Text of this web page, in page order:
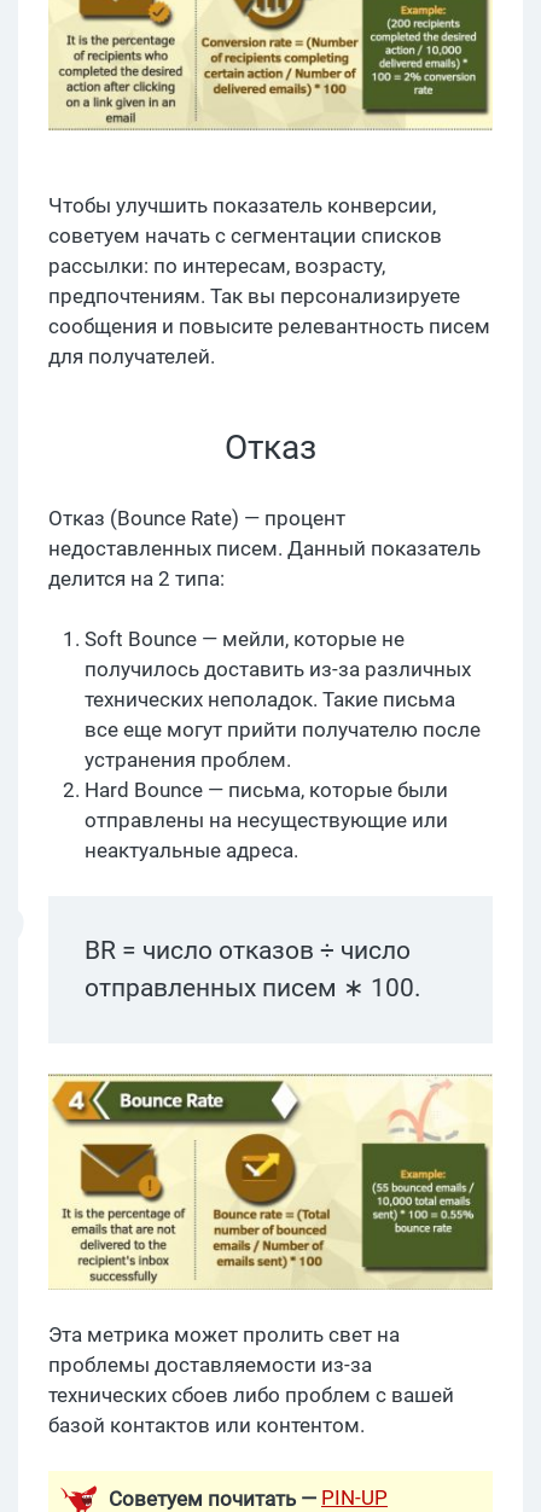
Чтобы улучшить показатель конверсии,
советуем начать с сегментации списков
рассылки: по интересам, возрасту,
предпочтениям. Так вы персонализируете
сообщения и повысите релевантность писем
для получателей.
Отказ
Отказ (Bounce Rate) — процент
недоставленных писем. Данный показатель
делится на 2 типа:
Soft Bounce — мейли, которые не
получилось доставить из-за различных
технических неполадок. Такие письма
все еще могут прийти получателю после
устранения проблем.
Hard Bounce — письма, которые были
отправлены на несуществующие или
неактуальные адреса.
BR = число отказов ÷ число
отправленных писем ∗ 100.
Эта метрика может пролить свет на
проблемы доставляемости из-за
технических сбоев либо проблем с вашей
базой контактов или контентом.
Советуем почитать — PIN-UP